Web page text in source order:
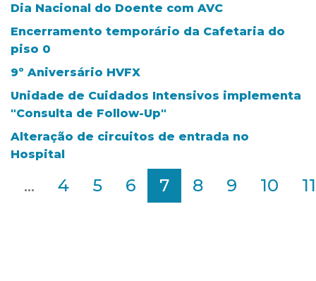
Dia Nacional do Doente com AVC
Encerramento temporário da Cafetaria do
piso 0
9º Aniversário HVFX
Unidade de Cuidados Intensivos implementa
"Consulta de Follow-Up"
Alteração de circuitos de entrada no
Hospital
... 4 5 6 7 8 9 10 11